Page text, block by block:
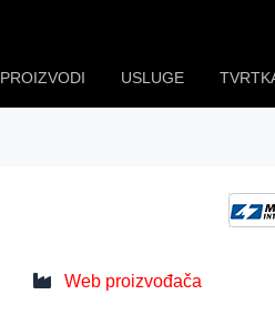
PROIZVODI USLUGE
Web proizvođača